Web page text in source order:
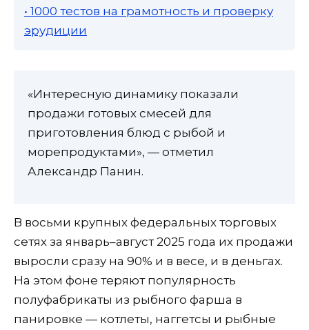
• 1000 тестов на грамотность и проверку
эрудиции
«Интересную динамику показали
продажи готовых смесей для
приготовления блюд с рыбой и
морепродуктами», — отметил
Александр Панин.
В восьми крупных федеральных торговых
сетях за январь–август 2025 года их продажи
выросли сразу на 90% и в весе, и в деньгах.
На этом фоне теряют популярность
полуфабрикаты из рыбного фарша в
панировке — котлеты, наггетсы и рыбные